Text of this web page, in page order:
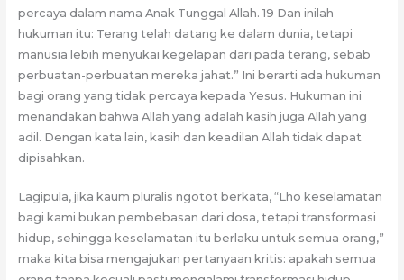
percaya dalam nama Anak Tunggal Allah. 19 Dan inilah
hukuman itu: Terang telah datang ke dalam dunia, tetapi
manusia lebih menyukai kegelapan dari pada terang, sebab
perbuatan-perbuatan mereka jahat.” Ini berarti ada hukuman
bagi orang yang tidak percaya kepada Yesus. Hukuman ini
menandakan bahwa Allah yang adalah kasih juga Allah yang
adil. Dengan kata lain, kasih dan keadilan Allah tidak dapat
dipisahkan.
Lagipula, jika kaum pluralis ngotot berkata, “Lho keselamatan
bagi kami bukan pembebasan dari dosa, tetapi transformasi
hidup, sehingga keselamatan itu berlaku untuk semua orang,”
maka kita bisa mengajukan pertanyaan kritis: apakah semua